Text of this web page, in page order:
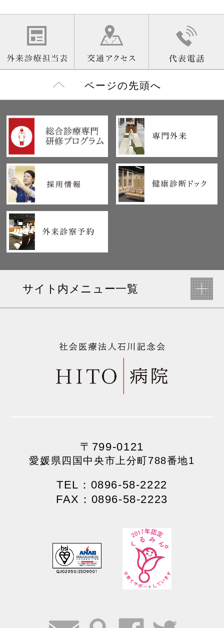
ページの先頭へ
サイト内メニュー一覧
〒799-0121
愛媛県四国中央市上分町788番地1
TEL：0896-58-2222
FAX：0896-58-2223